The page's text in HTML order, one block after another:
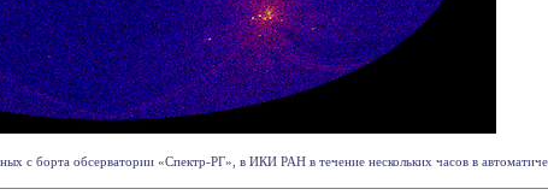
с борта обсерватории «Спектр-РГ», в ИКИ РАН в течение нескольких часов в